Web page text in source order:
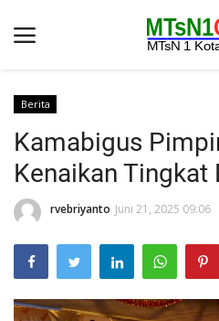
Beranda
Berita
Kontak
Galeri
OPINI
Syarat dan Ketentuan
Berita
Kamabigus
Kenaikan Tingkat
rvebriyanto Juni 21, 2025 09:06